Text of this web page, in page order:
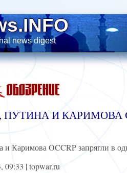
news digest
И КАРИМОВА
Каримова OCCRP запрягли в
09:33 | topwar.ru